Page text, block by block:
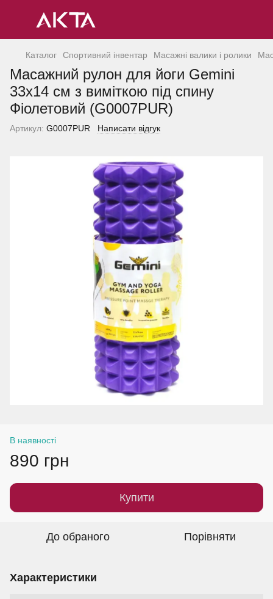
Каталог Спортивний інвентар Масажні валики і ролики
Масажний рулон для йоги Gemini
33x14 см з виміткою під спину
Фіолетовий (G0007PUR)
Артикул: G0007PUR Написати відгук
В наявності
890 грн
Купити
До обраного Порівняти
Характеристики